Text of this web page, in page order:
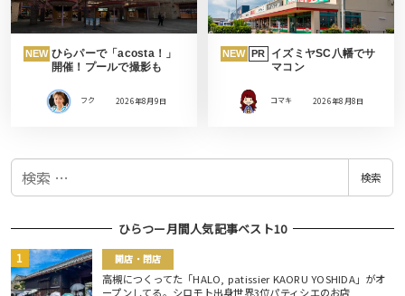
NEW ひらパーで「acosta！」
開催！プールで撮影も
フク 2026年8月9日
NEW PR
イズミヤSC八幡でサ
マコン
コマキ 2026年8月8日
検
検索
ひらつー月間人気記事ベスト10
開店・閉店
高槻につくってた「HALO, patissier KAORU YOSHIDA」がオ
ープンしてる。シロモト出身世界3位パティシエのお店